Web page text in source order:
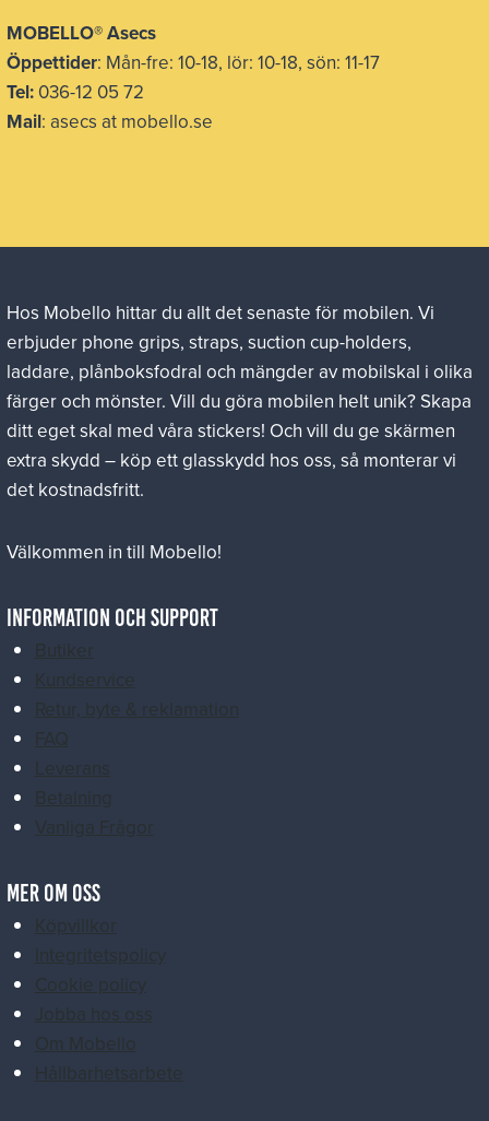
MOBELLO® Asecs
Öppettider: Mån-fre: 10-18, lör: 10-18, sön: 11-17
Tel: 036-12 05 72
Mail: asecs at mobello.se
Hos Mobello hittar du allt det senaste för mobilen. Vi
erbjuder phone grips, straps, suction cup-holders,
laddare, plånboksfodral och mängder av mobilskal i olika
färger och mönster. Vill du göra mobilen helt unik? Skapa
ditt eget skal med våra stickers! Och vill du ge skärmen
extra skydd – köp ett glasskydd hos oss, så monterar vi
det kostnadsfritt.
Välkommen in till Mobello!
Information och Support
Butiker
Kundservice
Retur, byte & reklamation
FAQ
Leverans
Betalning
Vanliga Frågor
MER OM OSS
Köpvillkor
Integritetspolicy
Cookie policy
Jobba hos oss
Om Mobello
Hållbarhetsarbete